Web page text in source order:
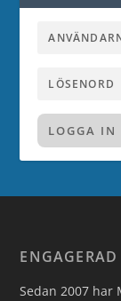
LOGGA IN
Sedan 2007 har